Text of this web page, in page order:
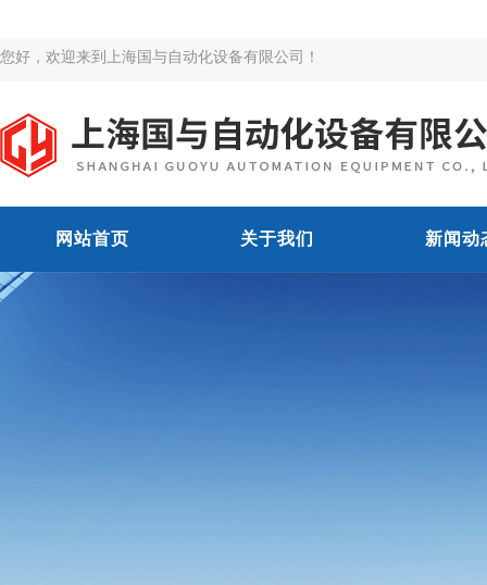
您好，欢迎来到上海国与自动化设备有限公司！
网站首页 关于我们 新闻动